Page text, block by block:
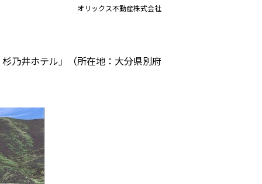
オリックス不動産株式会社
乃井ホテル」（所在地：大分県別府